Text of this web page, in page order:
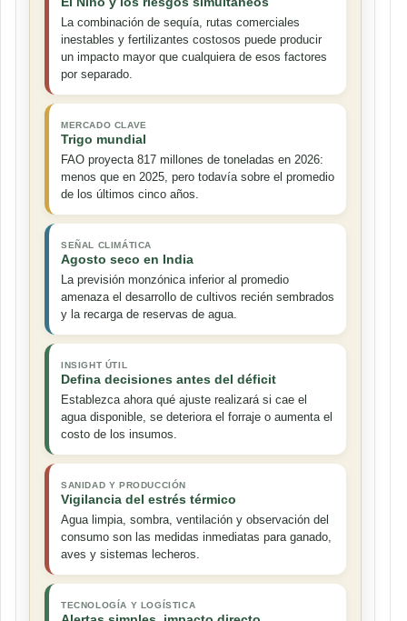
La combinación de sequía, rutas comerciales
inestables y fertilizantes costosos puede producir
un impacto mayor que cualquiera de esos factores
por separado.
MERCADO CLAVE
Trigo mundial
FAO proyecta 817 millones de toneladas en 2026:
menos que en 2025, pero todavía sobre el promedio
de los últimos cinco años.
SEÑAL CLIMÁTICA
Agosto seco en India
La previsión monzónica inferior al promedio
amenaza el desarrollo de cultivos recién sembrados
y la recarga de reservas de agua.
INSIGHT ÚTIL
Defina decisiones antes del déficit
Establezca ahora qué ajuste realizará si cae el
agua disponible, se deteriora el forraje o aumenta el
costo de los insumos.
SANIDAD Y PRODUCCIÓN
Vigilancia del estrés térmico
Agua limpia, sombra, ventilación y observación del
consumo son las medidas inmediatas para ganado,
aves y sistemas lecheros.
TECNOLOGÍA Y LOGÍSTICA